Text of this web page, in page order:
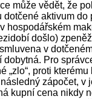
může vědět, že
aktivum do
hospodářském
došlo)
v
Pro
„zlo“, proti
následný zápočet, v
kupní cena nikdy